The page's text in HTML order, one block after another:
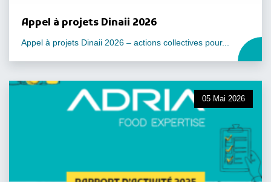
Appel à projets Dinaii 2026
Appel à projets Dinaii 2026 – actions collectives pour...
05 Mai 2026